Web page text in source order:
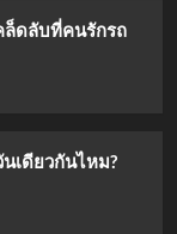
ล็ดลับที่คนรักรถ
เดียวกันไหม?